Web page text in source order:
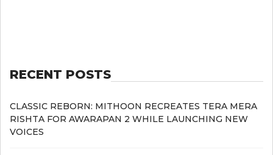
RECENT POSTS
CLASSIC REBORN: MITHOON RECREATES TERA MERA
RISHTA FOR AWARAPAN 2 WHILE LAUNCHING NEW
VOICES